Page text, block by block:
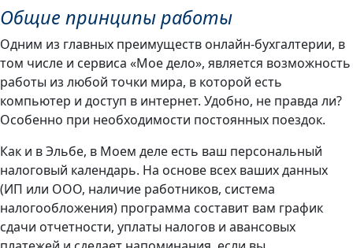
Общие принципы работы
Одним из главных преимуществ онлайн-бухгалтерии, в
том числе и сервиса «Мое дело», является возможность
работы из любой точки мира, в которой есть
компьютер и доступ в интернет. Удобно, не правда ли?
Особенно при необходимости постоянных поездок.
Как и в Эльбе, в Моем деле есть ваш персональный
налоговый календарь. На основе всех ваших данных
(ИП или ООО, наличие работников, система
налогообложения) программа составит вам график
сдачи отчетности, уплаты налогов и авансовых